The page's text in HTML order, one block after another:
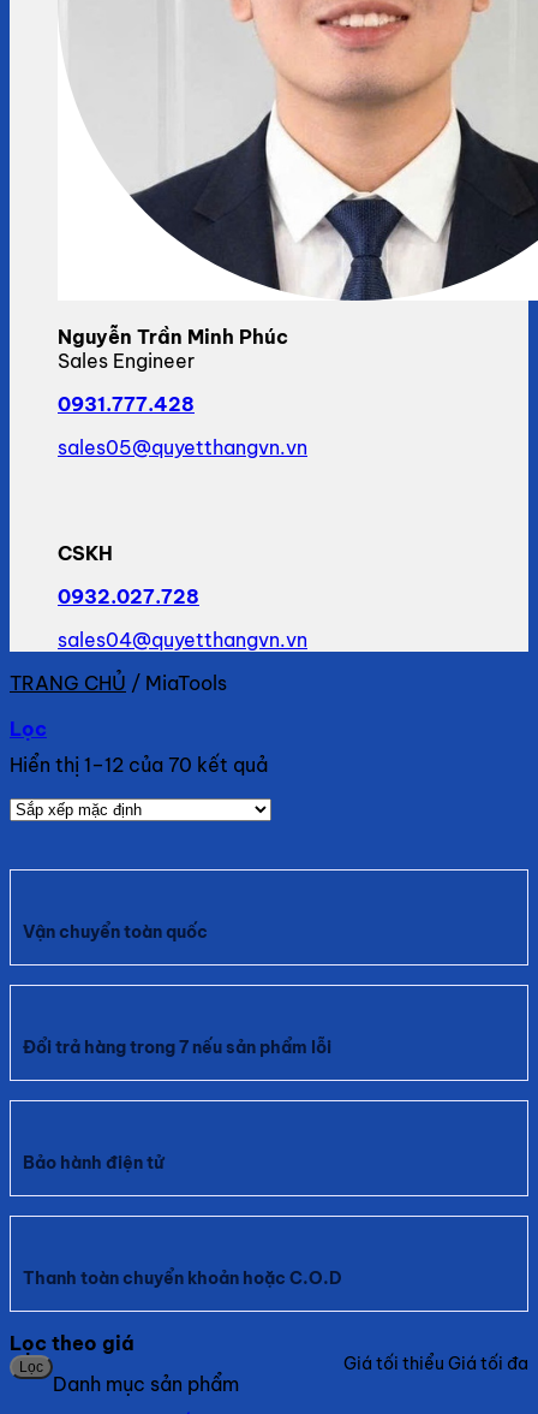
Nguyễn Trần Minh Phúc
Sales Engineer
0931.777.428
sales05@quyetthangvn.vn
CSKH
0932.027.728
sales04@quyetthangvn.vn
TRANG CHỦ / MiaTools
Lọc
Hiển thị 1–12 của 70 kết quả
Vận chuyển toàn quốc
Đổi trả hàng trong 7 nếu sản phẩm lỗi
Bảo hành điện tử
Thanh toàn chuyển khoản hoặc C.O.D
Lọc theo giá
Giá tối thiểu Giá tối đa
Lọc
Danh mục sản phẩm